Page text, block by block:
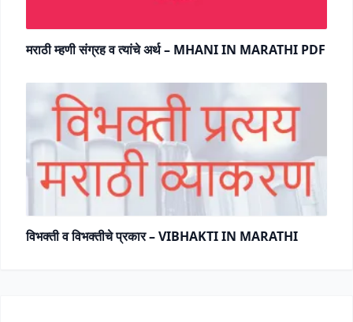
मराठी म्हणी संग्रह व त्यांचे अर्थ – MHANI IN MARATHI PDF
विभक्ती व विभक्तीचे प्रकार – VIBHAKTI IN MARATHI